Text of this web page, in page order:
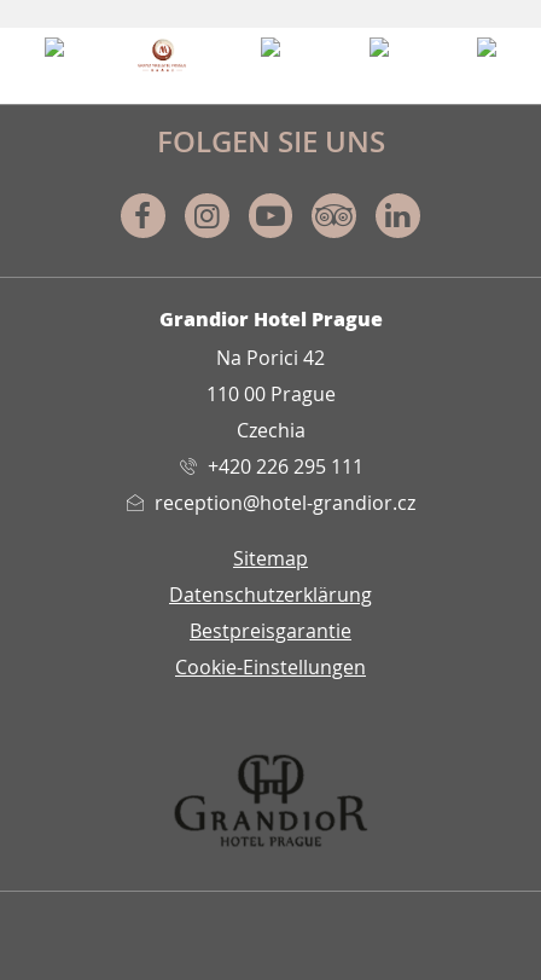
Grandior Hotel Prague
Na Porici 42
110 00 Prague
Czechia
+420 226 295 111
reception@hotel-grandior.cz
Sitemap
Datenschutzerklärung
Bestpreisgarantie
Cookie-Einstellungen
FOLGEN SIE UNS
FacebookInstagram
YoutubeTripadvisor
Linkedin